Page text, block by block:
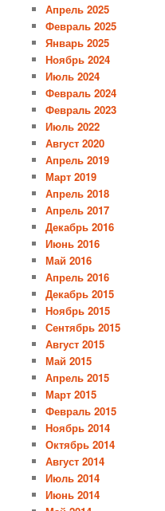
Апрель 2025
Февраль 2025
Январь 2025
Ноябрь 2024
Июль 2024
Февраль 2024
Февраль 2023
Июль 2022
Август 2020
Апрель 2019
Март 2019
Апрель 2018
Апрель 2017
Декабрь 2016
Июнь 2016
Май 2016
Апрель 2016
Декабрь 2015
Ноябрь 2015
Сентябрь 2015
Август 2015
Май 2015
Апрель 2015
Март 2015
Февраль 2015
Ноябрь 2014
Октябрь 2014
Август 2014
Июль 2014
Июнь 2014